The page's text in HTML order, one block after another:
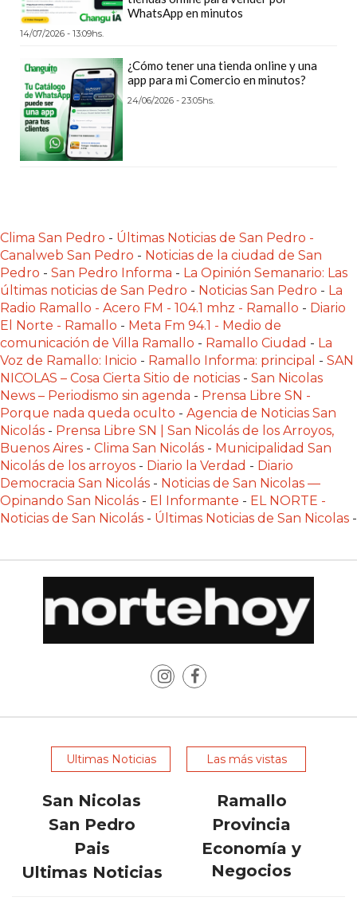
LA
MEJOR
CHANGUITO.COM.AR,
LA
TIENDA
ONLINE
ARGENTINA
RECOMIENDAN
PARA
POR
WHATSAPP
SIN
PAGAR
COMISIÓN
CREAR
TIENDA
ONLINE
SIN
COMISIÓN
POR
QUÉ
CADA
PARA
PEDIDOS
TIENDA
ONLINE
WHATSAPP
WhatsApp en minutos
14/07/2026 - 13:09hs.
¿Cómo tener una tienda online y una
app para mi Comercio en minutos?
24/06/2026 - 23:05hs.
Clima San Pedro - Últimas Noticias de San Pedro -
Canalweb San Pedro - Noticias de la ciudad de San
Pedro - San Pedro Informa - La Opinión Semanario: Las
últimas noticias de San Pedro - Noticias San Pedro - La
Radio Ramallo - Acero FM - 104.1 mhz - Ramallo - Diario
El Norte - Ramallo - Meta Fm 94.1 - Medio de
comunicación de Villa Ramallo - Ramallo Ciudad - La
Voz de Ramallo: Inicio - Ramallo Informa: principal - SAN
NICOLAS – Cosa Cierta Sitio de noticias - San Nicolas
News – Periodismo sin agenda - Prensa Libre SN -
Porque nada queda oculto - Agencia de Noticias San
Nicolás - Prensa Libre SN | San Nicolás de los Arroyos,
Buenos Aires - Clima San Nicolás - Municipalidad San
Nicolás de los arroyos - Diario la Verdad - Diario
Democracia San Nicolás - Noticias de San Nicolas —
Opinando San Nicolás - El Informante - EL NORTE -
Noticias de San Nicolás - Últimas Noticias de San Nicolas -
Ultimas Noticias Las más vistas
San Nicolas
Ramallo
San Pedro
Provincia
Pais
Economía y
Negocios
Ultimas Noticias